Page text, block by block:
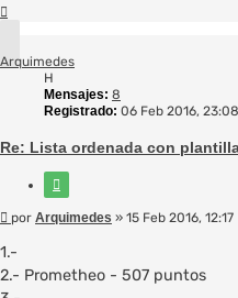
Arquimedes
H
Mensajes: 8
Registrado: 06 Feb 2016, 23:08
Re: Lista ordenada con
Mensaje
por Arquimedes » 15 Feb 2016, 12:17
1.-
2.- Prometheo - 507 puntos